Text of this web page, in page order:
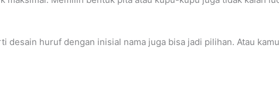
desain huruf dengan inisial nama juga bisa jadi pilihan. Atau